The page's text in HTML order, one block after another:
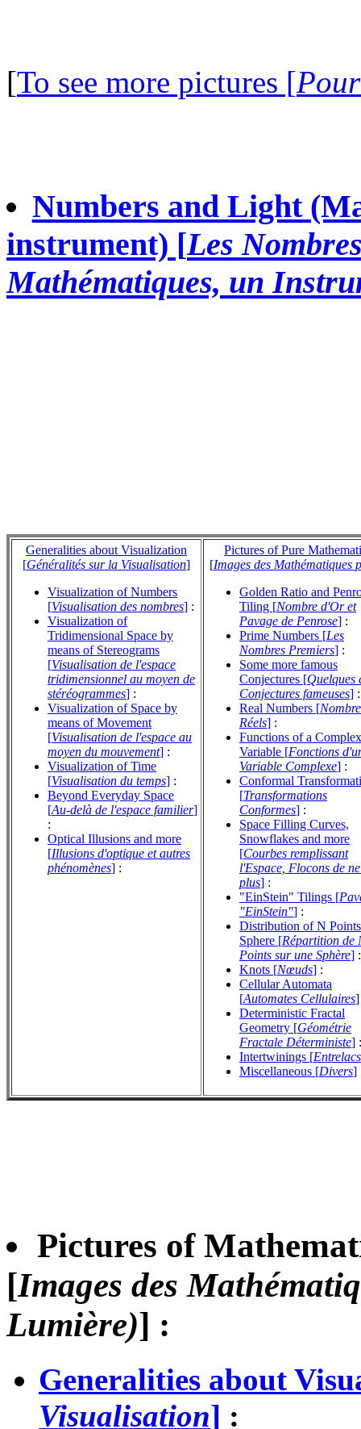
[To see more pictures [
Numbers and Light
instrument) [Les
Mathématiques, un
Generalities about Visualization
[Généralités sur la Visualisation]
Visualization of Numbers
[Visualisation des nombres] :
Visualization of
Tridimensional Space by
means of Stereograms
[Visualisation de l'espace
tridimensionnel au moyen de
stéréogrammes] :
Visualization of Space by
means of Movement
[Visualisation de l'espace au
moyen du mouvement] :
Visualization of Time
[Visualisation du temps] :
Beyond Everyday Space
[Au-delà de l'espace familier]
:
Optical Illusions and more
[Illusions d'optique et autres
phénomènes] :
Pictures of Pure
[Images des Mathématiques
Golden Ratio and
Tiling [Nombre d'Or et
Pavage de Penrose] :
Prime Numbers [Les
Nombres Premiers] :
Some more famous
Conjectures [Quelques
Conjectures fameuses] :
Real Numbers [
Réels] :
Functions of a Complex
Variable [Fonctions
Variable Complexe] :
Conformal
[Transformations
Conformes] :
Space Filling Curves,
Snowflakes and more
[Courbes remplissant
l'Espace, Flocons de
plus] :
"EinStein" Tilings [
"EinStein"] :
Distribution of N
Sphere [Répartition de
Points sur une Sphère] :
Knots [Nœuds] :
Cellular Automata
[Automates Cellulaires]
Deterministic Fractal
Geometry [Géométrie
Fractale Déterministe] :
Intertwinings [Entrelacs
Miscellaneous [Divers]
Pictures of
[Images des
Lumière)] :
Generalities about
Visualisation] :